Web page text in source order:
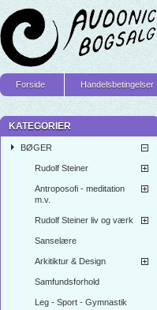
Forside Handelsbetingelser
KATEGORIER
BØGER
Rudolf Steiner
Antroposofi - meditation
m.v.
Rudolf Steiner liv og værk
Sanselære
Arkitiktur & Design
Samfundsforhold
Leg - Sport - Gymnastik